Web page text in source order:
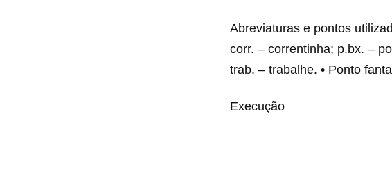
Abreviaturas e pontos
corr. – correntinha; p.bx. –
trab. – trabalhe. • Ponto
Execução